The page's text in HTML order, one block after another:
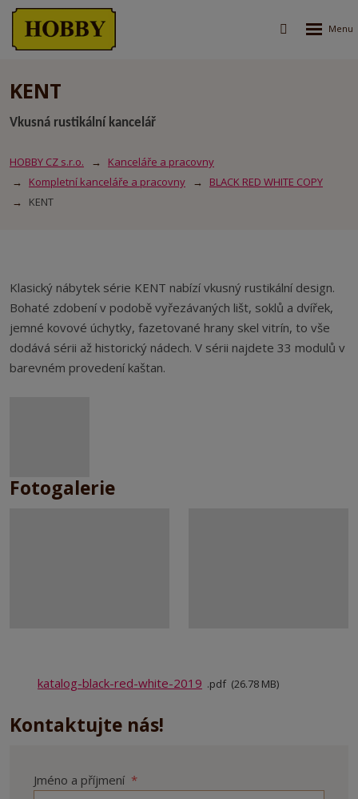
Vyhledávání
Rozbalení
KENT
Vkusná rustikální kancelář
HOBBY CZ s.r.o.
Kanceláře a pracovny
Kompletní kanceláře a pracovny
BLACK RED WHITE COPY
KENT
Klasický nábytek série KENT nabízí vkusný rustikální design.
Bohaté zdobení v podobě vyřezávaných lišt, soklů a dvířek,
jemné kovové úchytky, fazetované hrany skel vitrín, to vše
dodává sérii až historický nádech. V sérii najdete 33 modulů v
barevném provedení kaštan.
Fotogalerie
katalog-black-red-white-2019 pdf 26.78 MB
Kontaktujte nás!
Jméno a příjmení *